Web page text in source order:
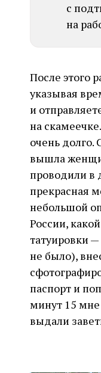
с
на
После этого
указывая
и
на
очень долго.
вышла
проводили в
прекрасная
небольшой
России,
татуировки
не было),
паспорт и
минут 15 мне
выдали